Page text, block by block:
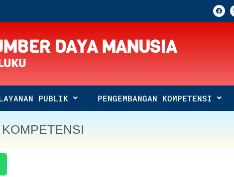
DAYA MANUSIA
PUBLIK PENGEMBANGAN KOMPETENSI